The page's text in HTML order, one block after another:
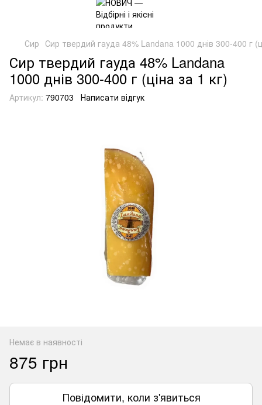
Сир Сир твердий гауда 48% Landana 1000 днів 300-400 г
Сир твердий гауда 48% Landana
1000 днів 300-400 г (ціна за 1 кг)
Артикул: 790703 Написати відгук
Немає в наявності
875 грн
Повідомити, коли з'явиться